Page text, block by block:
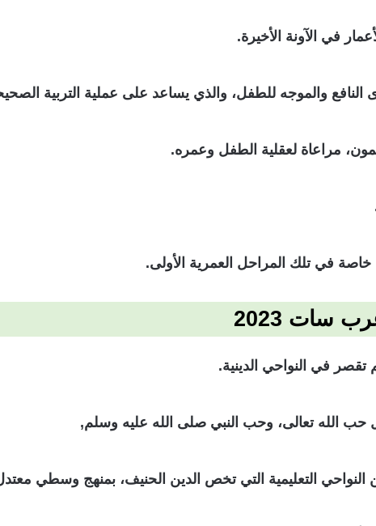
في الآونة الأخيرة.
والموجه للطفل، والذي يساعد على عملية التربية
مراعاة لعقلية الطفل وعمره.
في تلك المراحل العمرية الأولى.
سات 2023
تقصر في النواحي الدينية.
حب الله تعالى، وحب النبي صلى الله عليه وسلم,
النواحي التعليمية التي تخص الدين الحنيف، بمنهج وسطي